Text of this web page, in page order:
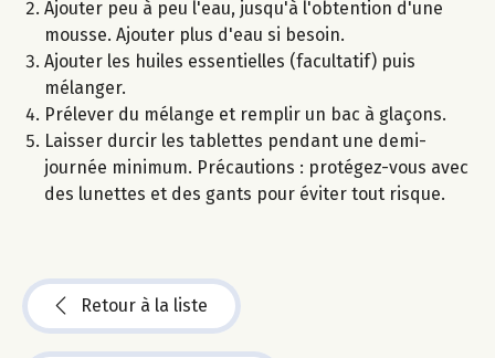
Ajouter peu à peu l'eau, jusqu'à l'obtention d'une
mousse. Ajouter plus d'eau si besoin.
Ajouter les huiles essentielles (facultatif) puis
mélanger.
Prélever du mélange et remplir un bac à glaçons.
Laisser durcir les tablettes pendant une demi-
journée minimum. Précautions : protégez-vous avec
des lunettes et des gants pour éviter tout risque.
Retour à la liste